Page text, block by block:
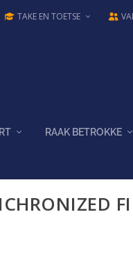
TAKE EN TOETSE
RAAK BETROKKE